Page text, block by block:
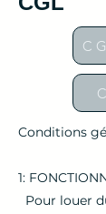
Conditions
1:
Pour louer